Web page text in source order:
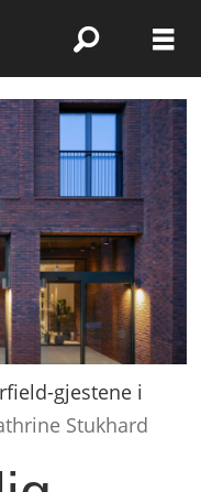
gjestene i
Stukhard